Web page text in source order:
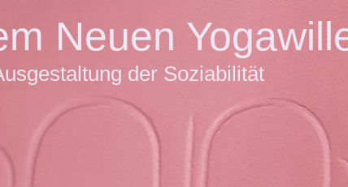
Neuen
der Soziabilität